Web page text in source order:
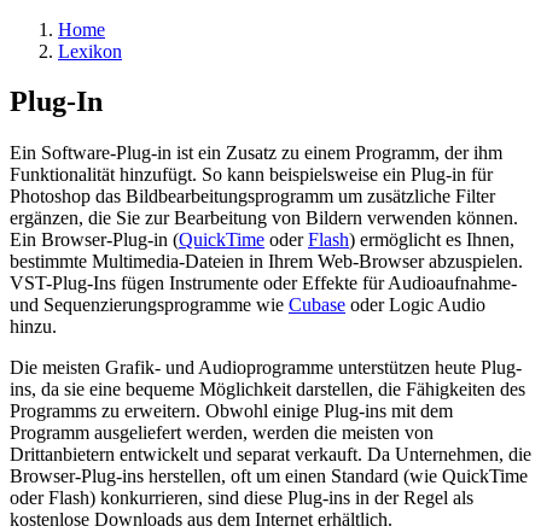
Home
Lexikon
Plug-In
Ein Software-Plug-in ist ein Zusatz zu einem Programm, der ihm
Funktionalität hinzufügt. So kann beispielsweise ein Plug-in für
Photoshop das Bildbearbeitungsprogramm um zusätzliche Filter
ergänzen, die Sie zur Bearbeitung von Bildern verwenden können.
Ein Browser-Plug-in (QuickTime oderFlash) ermöglicht es Ihnen,
bestimmte Multimedia-Dateien in Ihrem Web-Browser abzuspielen.
VST-Plug-Ins fügen Instrumente oder Effekte für Audioaufnahme-
und Sequenzierungsprogramme wie Cubase oder Logic Audio
hinzu.
Die meisten Grafik- und Audioprogramme unterstützen heute Plug-
ins, da sie eine bequeme Möglichkeit darstellen, die Fähigkeiten des
Programms zu erweitern. Obwohl einige Plug-ins mit dem
Programm ausgeliefert werden, werden die meisten von
Drittanbietern entwickelt und separat verkauft. Da Unternehmen, die
Browser-Plug-ins herstellen, oft um einen Standard (wie QuickTime
oder Flash) konkurrieren, sind diese Plug-ins in der Regel als
kostenlose Downloads aus dem Internet erhältlich.